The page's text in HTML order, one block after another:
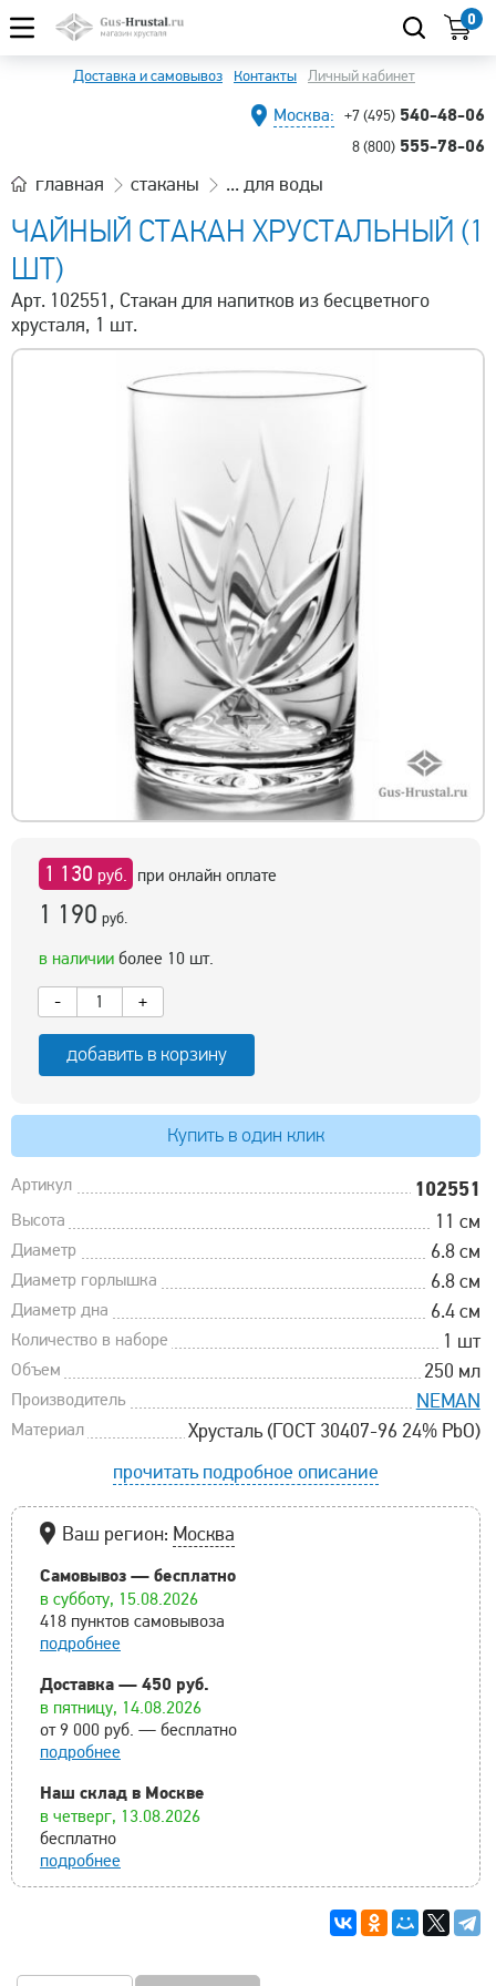
0
Доставка и самовывоз Контакты Личный кабинет
Москва: +7 (495) 540-48-06
8 (800) 555-78-06
главная стаканы ... для воды
ЧАЙНЫЙ СТАКАН ХРУСТАЛЬНЫЙ (1
ШТ)
Арт. 102551, Стакан для напитков из бесцветного
хрусталя, 1 шт.
1 130 руб. при онлайн оплате
1 190 руб.
в наличии более 10 шт.
-
+
добавить в корзину
Купить в один клик
Артикул 102551
Высота 11 см
Диаметр 6.8 см
Диаметр горлышка 6.8 см
Диаметр дна 6.4 см
Количество в наборе 1 шт
Объем 250 мл
Производитель NEMAN
Материал
Хрусталь (ГОСТ 30407-96 24% PbO)
прочитать подробное описание
Ваш регион: Москва
Самовывоз — бесплатно
в субботу, 15.08.2026
418 пунктов самовывоза
подробнее
Доставка — 450 руб.
в пятницу, 14.08.2026
от 9 000 руб. — бесплатно
подробнее
Наш склад в Москве
в четверг, 13.08.2026
бесплатно
подробнее